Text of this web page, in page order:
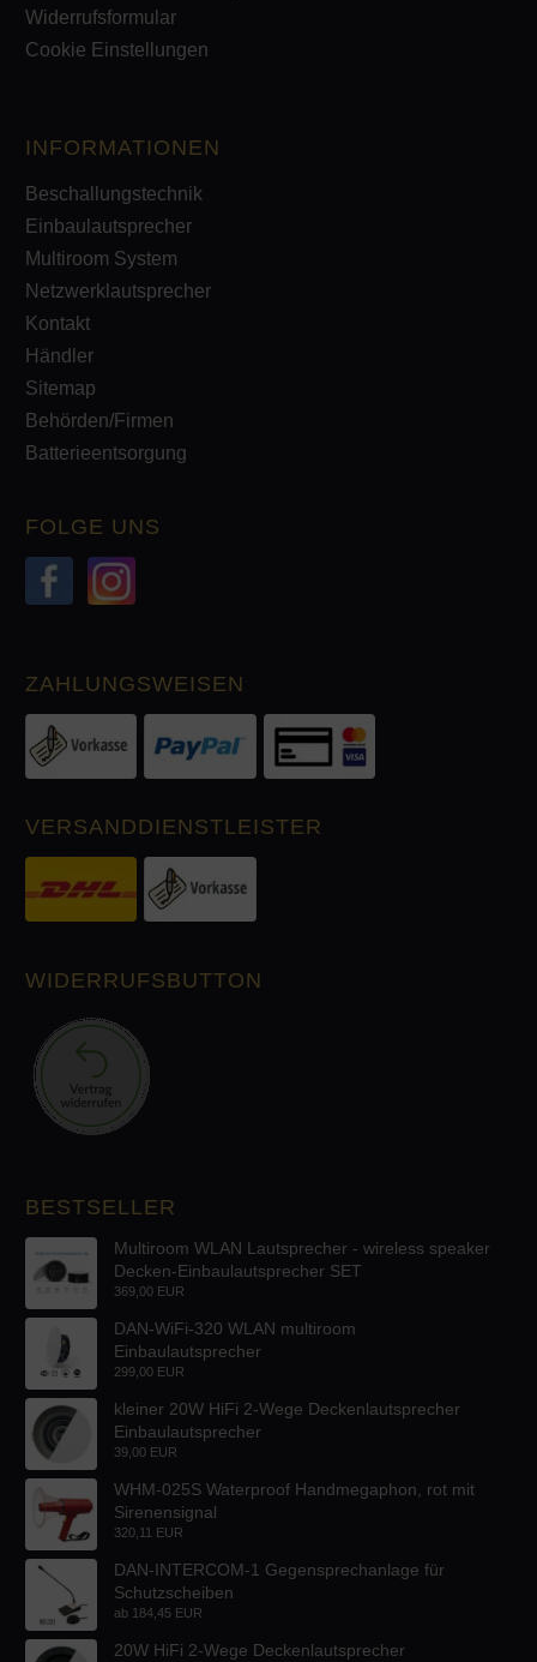
Widerrufsformular
Cookie Einstellungen
INFORMATIONEN
Beschallungstechnik
Einbaulautsprecher
Multiroom System
Netzwerklautsprecher
Kontakt
Händler
Sitemap
Behörden/Firmen
Batterieentsorgung
FOLGE UNS
ZAHLUNGSWEISEN
VERSANDDIENSTLEISTER
WIDERRUFSBUTTON
BESTSELLER
Multiroom WLAN Lautsprecher - wireless speaker
Decken-Einbaulautsprecher SET
369,00 EUR
DAN-WiFi-320 WLAN multiroom
Einbaulautsprecher
299,00 EUR
kleiner 20W HiFi 2-Wege Deckenlautsprecher
Einbaulautsprecher
39,00 EUR
WHM-025S Waterproof Handmegaphon, rot mit
Sirenensignal
320,11 EUR
DAN-INTERCOM-1 Gegensprechanlage für
Schutzscheiben
ab 184,45 EUR
20W HiFi 2-Wege Deckenlautsprecher